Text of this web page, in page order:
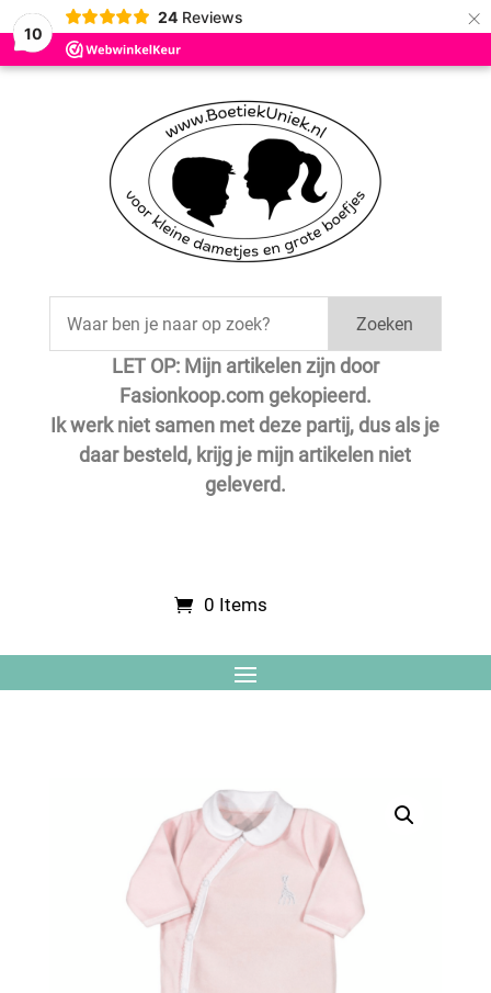
10
24 Reviews ×
Zoeken
LET OP: Mijn artikelen zijn door
Fasionkoop.com gekopieerd.
Ik werk niet samen met deze partij, dus als je
daar besteld, krijg je mijn artikelen niet
geleverd.
0 Items
Save